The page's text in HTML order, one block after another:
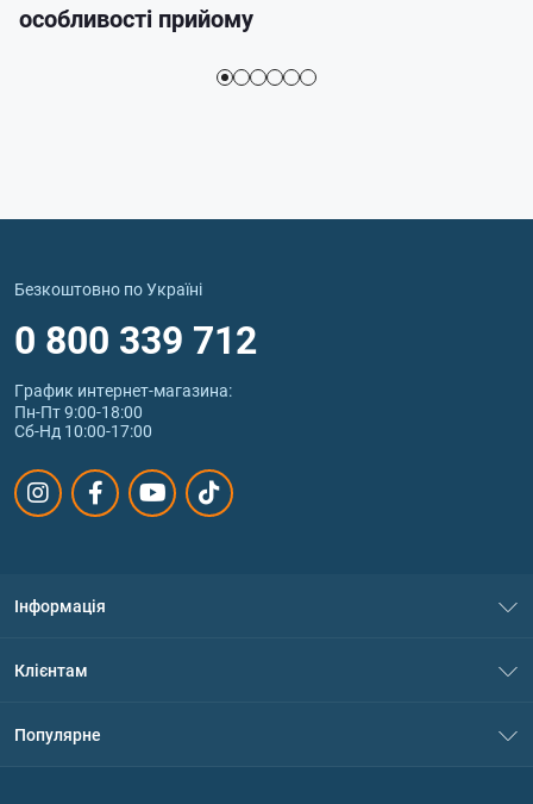
особливості прийому
Безкоштовно по Україні
0 800 339 712
График интернет‑магазина:
Пн-Пт 9:00-18:00
Сб-Нд 10:00-17:00
Інформація
Політика конфіденційності
Клієнтам
Популярне